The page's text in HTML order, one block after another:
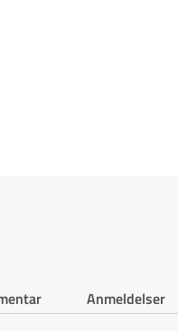
Anmeldelser